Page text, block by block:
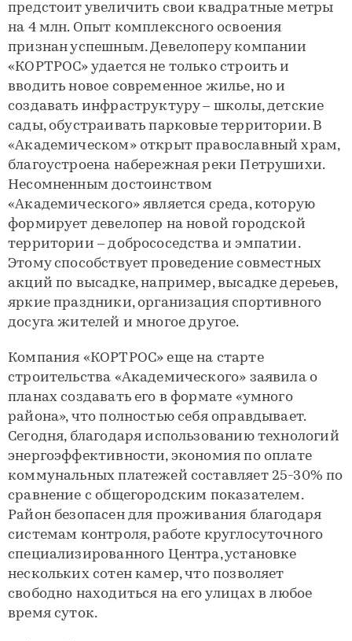
предстоит увеличить свои квадратные метры
на 4 млн. Опыт комплексного освоения
признан успешным. Девелоперу компании
«КОРТРОС» удается не только строить и
вводить новое современное жилье, но и
создавать инфраструктуру – школы, детские
сады, обустраивать парковые территории. В
«Академическом» открыт православный храм,
благоустроена набережная реки Петрушихи.
Несомненным достоинством
«Академического» является среда, которую
формирует девелопер на новой городской
территории – добрососедства и эмпатии.
Этому способствует проведение совместных
акций по высадке, например, высадке дереьев,
яркие праздники, организация спортивного
досуга жителей и многое другое.
Компания «КОРТРОС» еще на старте
строительства «Академического» заявила о
планах создавать его в формате «умного
района», что полностью себя оправдывает.
Сегодня, благодаря использованию технологий
энергоэффективности, экономия по оплате
коммунальных платежей составляет 25-30% по
сравнение с общегородским показателем.
Район безопасен для проживания благодаря
системам контроля, работе круглосуточного
специализированного Центра, установке
нескольких сотен камер, что позволяет
свободно находиться на его улицах в любое
время суток.